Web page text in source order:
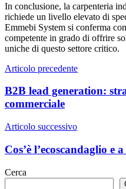
In conclusione, la carpenteria
richiede un livello elevato di
Emmebi System si conferma
competente in grado di offrire
uniche di questo settore critico.
Navigazione
articoli
Articolo precedente
B2B lead generation:
commerciale
Articolo successivo
Cos’è l’ecoscandaglio e
Cerca